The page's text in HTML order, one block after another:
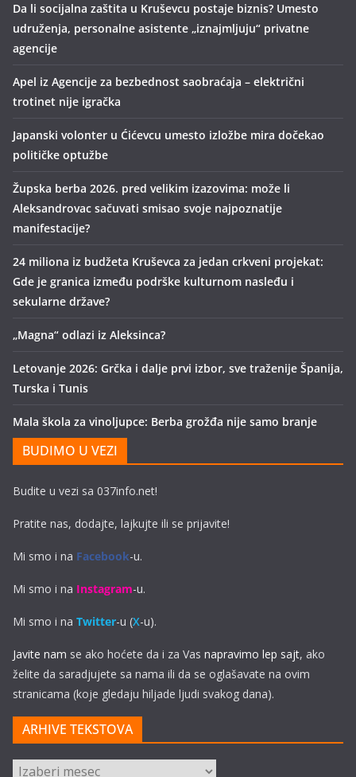
Da li socijalna zaštita u Kruševcu postaje biznis? Umesto
udruženja, personalne asistente „iznajmljuju“ privatne
agencije
Apel iz Agencije za bezbednost saobraćaja – električni
trotinet nije igračka
Japanski volonter u Ćićevcu umesto izložbe mira dočekao
političke optužbe
Župska berba 2026. pred velikim izazovima: može li
Aleksandrovac sačuvati smisao svoje najpoznatije
manifestacije?
24 miliona iz budžeta Kruševca za jedan crkveni projekat:
Gde je granica između podrške kulturnom nasleđu i
sekularne države?
„Magna“ odlazi iz Aleksinca?
Letovanje 2026: Grčka i dalje prvi izbor, sve traženije Španija,
Turska i Tunis
Mala škola za vinoljupce: Berba grožđa nije samo branje
BUDIMO U VEZI
Budite u vezi sa 037info.net!
Pratite nas, dodajte, lajkujte ili se prijavite!
Mi smo i na Facebook-u.
Mi smo i na Instagram-u.
Mi smo i na Twitter-u (X-u).
Javite nam se ako hoćete da i za Vas napravimo lep sajt, ako
želite da saradjujete sa nama ili da se oglašavate na ovim
stranicama (koje gledaju hiljade ljudi svakog dana).
ARHIVE TEKSTOVA
ARHIVE